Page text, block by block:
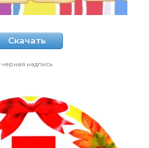
Скачать
черная надпись